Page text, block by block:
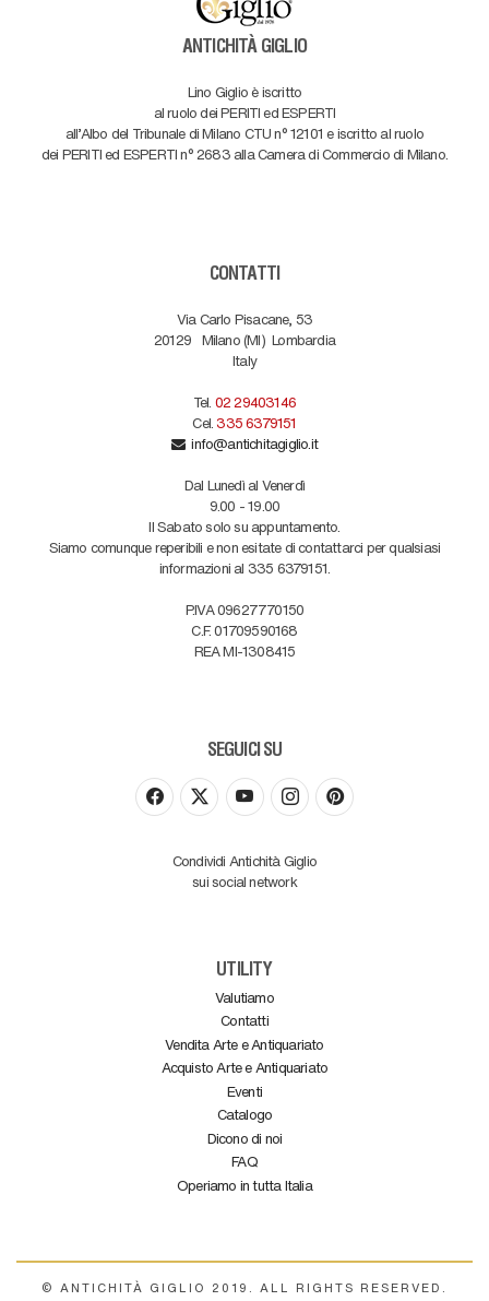
ANTICHITÀ GIGLIO
Lino Giglio è iscritto
al ruolo dei PERITI ed ESPERTI
all'Albo del Tribunale di Milano CTU n° 12101 e iscritto al ruolo
dei PERITI ed ESPERTI n° 2683 alla Camera di Commercio di Milano.
CONTATTI
Via Carlo Pisacane, 53
20129 Milano (MI) Lombardia
Italy
Tel. 02 29403146
Cel. 335 6379151
info@antichitagiglio.it
Dal Lunedì al Venerdì
9.00 - 19.00
Il Sabato solo su appuntamento.
Siamo comunque reperibili e non esitate di contattarci per qualsiasi
informazioni al 335 6379151.
P.IVA 09627770150
C.F. 01709590168
REA MI-1308415
SEGUICI SU
Condividi Antichità Giglio
sui social network
UTILITY
Valutiamo
Contatti
Vendita Arte e Antiquariato
Acquisto Arte e Antiquariato
Eventi
Catalogo
Dicono di noi
FAQ
Operiamo in tutta Italia
© ANTICHITÀ GIGLIO 2019. ALL RIGHTS RESERVED.